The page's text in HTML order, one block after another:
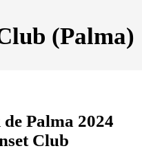
(Palma)
Palma 2024
Club